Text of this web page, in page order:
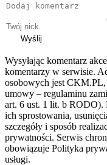
Wyślij
Wysyłając komentarz
komentarzy w serwisie.
osobowych jest
umowy – regulaminu
art. 6 ust. 1 lit. b RODO).
ich sprostowania,
szczegóły i sposób
prywatności. Serwis
obowiązuje Polityka
usługi.